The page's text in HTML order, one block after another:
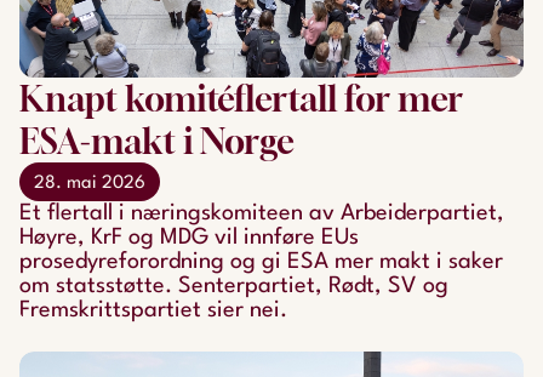
Knapt komitéflertall for mer
ESA-makt i Norge
28. mai 2026
Et flertall i næringskomiteen av Arbeiderpartiet,
Høyre, KrF og MDG vil innføre EUs
prosedyreforordning og gi ESA mer makt i saker
om statsstøtte. Senterpartiet, Rødt, SV og
Fremskrittspartiet sier nei.